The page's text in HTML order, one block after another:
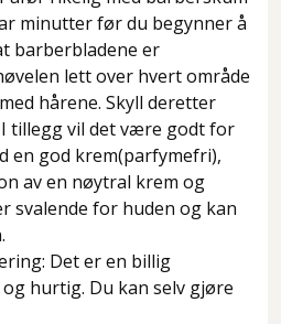
minutter før du begynner å
barberbladene er
lett over hvert område
hårene. Skyll deretter
tillegg vil det være godt for
en god krem(parfymefri),
av en nøytral krem og
svalende for huden og kan
Det er en billig
hurtig. Du kan selv gjøre